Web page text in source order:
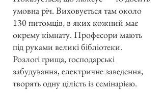
умовна річ. Виховується там около
130 питомців, в яких кожний має
окрему кімнату. Професори мають
під руками великі бібліотеки.
Розлогі грища, господарські
забудування, електричне заведення,
творять одну цілість із семінарією.